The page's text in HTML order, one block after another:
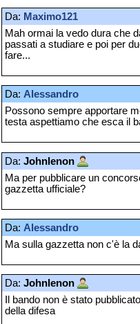
Da: Maximo121
Mah ormai la vedo dura che
passati a studiare e poi per
fare...
Da: Alessandro
Possono sempre apportare
testa aspettiamo che esca il
Da: Johnlenon
Ma per pubblicare un
gazzetta ufficiale?
Da: Alessandro
Ma sulla gazzetta non c'è la
Da: Johnlenon
Il bando non è stato
della difesa